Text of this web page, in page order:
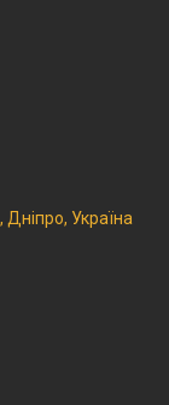
Дніпро, Україна